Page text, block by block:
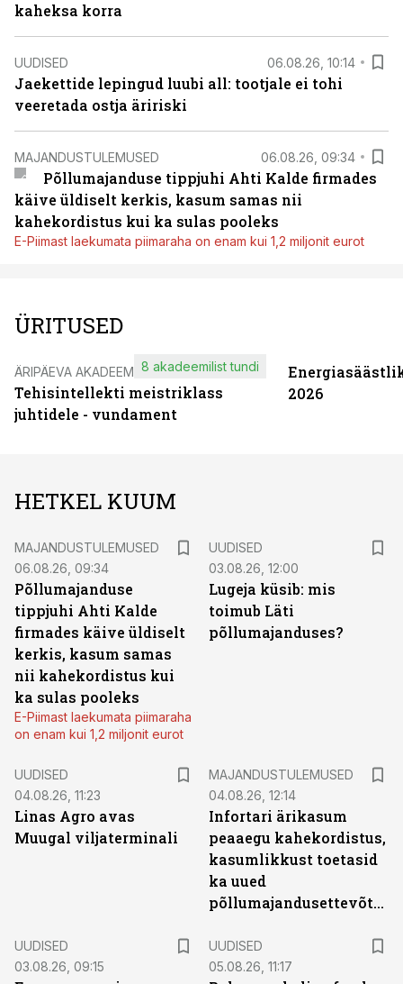
kaheksa korra
UUDISED 06.08.26, 10:14
Jaekettide lepingud luubi all: tootjale ei tohi
veeretada ostja äririski
MAJANDUSTULEMUSED 06.08.26, 09:34
Põllumajanduse tippjuhi Ahti Kalde firmades
käive üldiselt kerkis, kasum samas nii
kahekordistus kui ka sulas pooleks
E-Piimast laekumata piimaraha on enam kui 1,2 miljonit eurot
ÜRITUSED
ÄRIPÄEVA AKADEEMIA
Tehisintellekti meistriklass
juhtidele - vundament
8 akadeemilist tundi
2026
HETKEL KUUM
MAJANDUSTULEMUSED
06.08.26, 09:34
Põllumajanduse
tippjuhi Ahti Kalde
firmades käive üldiselt
kerkis, kasum samas
nii kahekordistus kui
ka sulas pooleks
E-Piimast laekumata piimaraha
on enam kui 1,2 miljonit eurot
UUDISED
03.08.26, 12:00
Lugeja küsib: mis
toimub Läti
põllumajanduses?
UUDISED
04.08.26, 11:23
Linas Agro avas
Muugal viljaterminali
MAJANDUSTULEMUSED
04.08.26, 12:14
Infortari ärikasum
peaaegu kahekordistus,
kasumlikkust toetasid
ka uued
põllumajandusettevõtted
UUDISED
03.08.26, 09:15
UUDISED
05.08.26, 11:17